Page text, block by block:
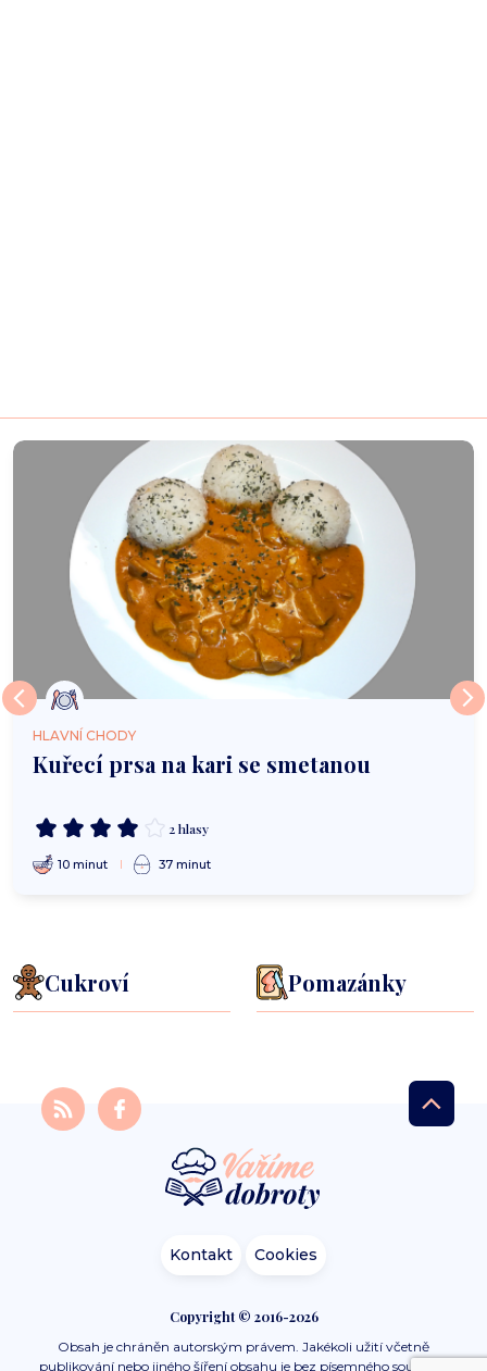
HLAVNÍ CHODY
Kuřecí prsa na kari se smetanou
2 hlasy
10 minut 37 minut
Cukroví Pomazánky
Kontakt Cookies
Copyright © 2016-2026
Obsah je chráněn autorským právem. Jakékoli užití včetně
publikování nebo jiného šíření obsahu je bez písemného souhlasu